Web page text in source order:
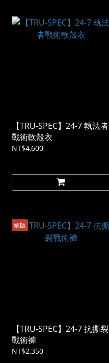
【TRU-SPEC】24-7 執法者
戰術軟殼衣
NT$4,600
絕版
【TRU-SPEC】24-7 抗撕裂
戰術褲
NT$2,350